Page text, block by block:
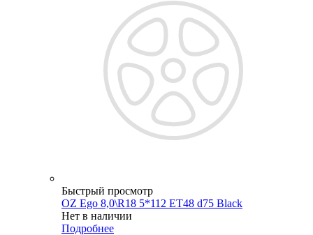
Быстрый просмотр
OZ Ego 8,0\R18 5*112 ET48 d75 Black
Нет в наличии
Подробнее